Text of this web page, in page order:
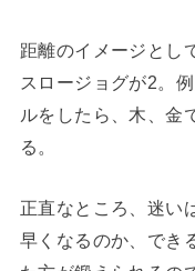
距離のイメージとし
スロージョグが2。
ルをしたら、木、金
る。
正直なところ、迷い
早くなるのか、でき